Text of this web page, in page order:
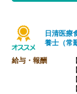
日清医療
養士（常
給与・報酬